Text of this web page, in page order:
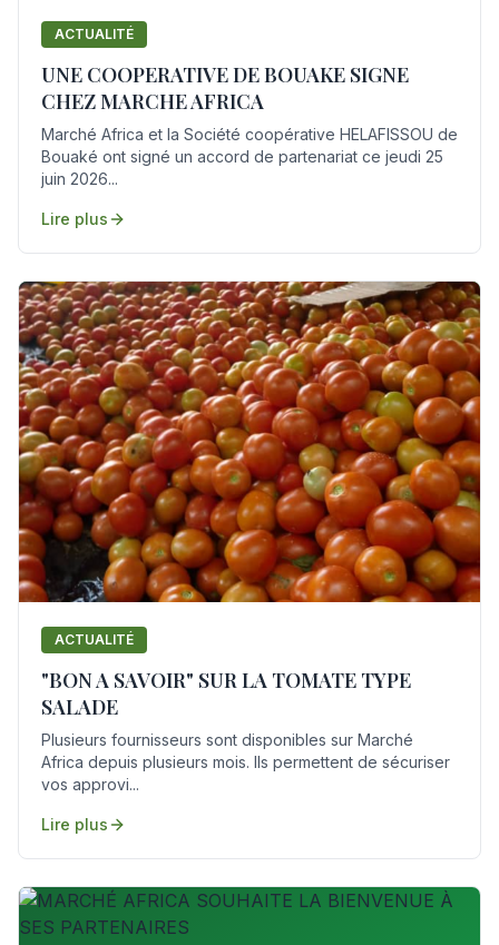
ACTUALITÉ
UNE COOPERATIVE DE BOUAKE SIGNE
CHEZ MARCHE AFRICA
Marché Africa et la Société coopérative HELAFISSOU de
Bouaké ont signé un accord de partenariat ce jeudi 25
juin 2026...
Lire plus
ACTUALITÉ
"BON A SAVOIR" SUR LA TOMATE TYPE
SALADE
Plusieurs fournisseurs sont disponibles sur Marché
Africa depuis plusieurs mois. Ils permettent de sécuriser
vos approvi...
Lire plus